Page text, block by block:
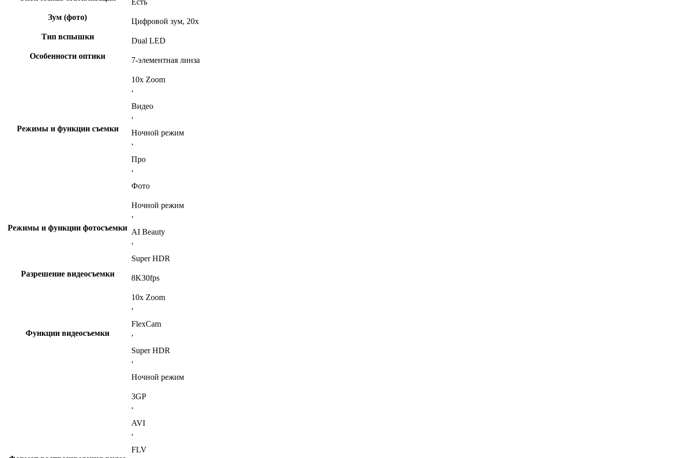
Есть
Зум (фото)
Цифровой зум, 20x
Тип вспышки
Dual LED
Особенности оптики
7-элементная линза
Режимы и функции съемки
10x Zoom
,
Видео
,
Ночной режим
,
Про
,
Фото
Режимы и функции фотосъемки
Ночной режим
,
AI Beauty
,
Super HDR
Разрешение видеосъемки
8K30fps
Функции видеосъемки
10x Zoom
,
FlexCam
,
Super HDR
,
Ночной режим
3GP
,
AVI
,
FLV